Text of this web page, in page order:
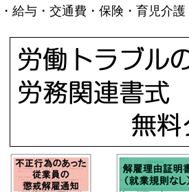
給与・交通費・保険・育児介